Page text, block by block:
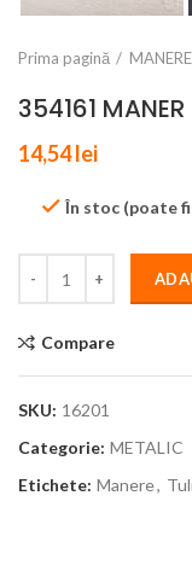
Prima pagină MANERE
354161
14,54lei
În stoc (poate
Compare
SKU: 16201
Categorie: METALIC
Etichete: Manere,